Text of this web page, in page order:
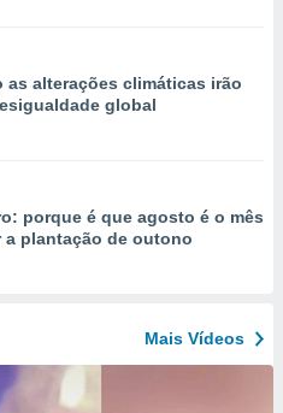
as alterações climáticas irão
global
porque é que agosto é o mês
a plantação de outono
Mais Vídeos